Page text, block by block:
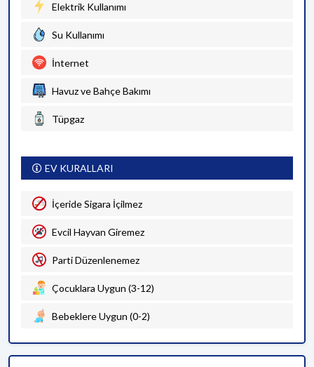
Elektrik Kullanımı
Su Kullanımı
İnternet
Havuz ve Bahçe Bakımı
Tüpgaz
EV KURALLARI
İçeride Sigara İçilmez
Evcil Hayvan Giremez
Parti Düzenlenemez
Çocuklara Uygun (3-12)
Bebeklere Uygun (0-2)